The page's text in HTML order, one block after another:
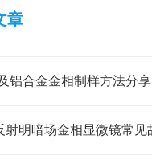
章
铝合金金相制样方法分享